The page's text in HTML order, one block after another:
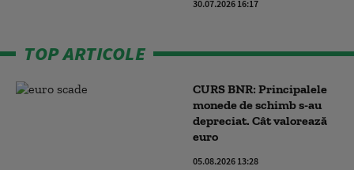
30.07.2026 16:17
TOP ARTICOLE
CURS BNR: Principalele
monede de schimb s-au
depreciat. Cât valorează
euro
05.08.2026 13:28